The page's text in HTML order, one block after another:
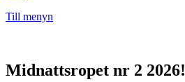
Till menyn
Midnattsropet nr 2 2026!